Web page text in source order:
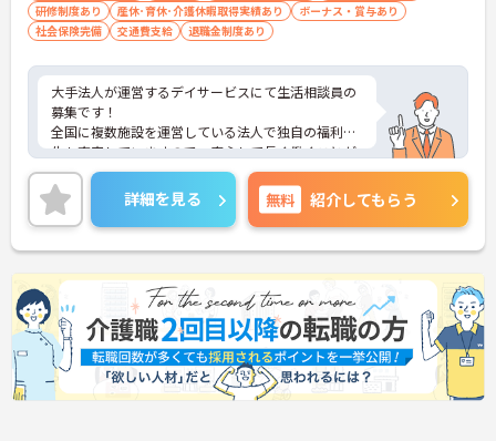
研修制度あり
産休･育休･介護休暇取得実績あり
ボーナス・賞与あり
社会保険完備
交通費支給 退職金制度あり
大手法人が運営するデイサービスにて生活相談員の
募集です！
全国に複数施設を運営している法人で独自の福利厚
生も充実していますので、安心して長く働くことが
できます◎
年間休日110日以上でしっかりお休みも取得できる
ので、ワークライフバランスを大切にしたい方にオ
ススメです！
ご興味のある方には、面接対策ポイントなど、さら
に詳細をお話しいたしますのでお気軽にご相談くだ
さい！
詳細を見る 無料 紹介してもらう